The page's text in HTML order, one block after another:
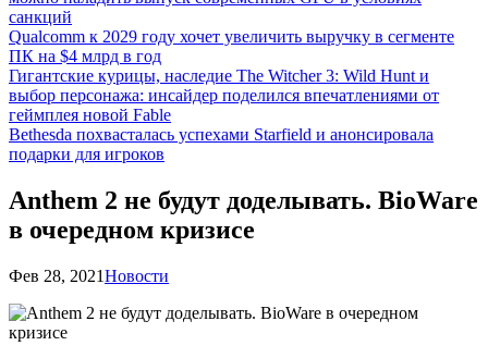
санкций
Qualcomm к 2029 году хочет увеличить выручку в сегменте
ПК на $4 млрд в год
Гигантские курицы, наследие The Witcher 3: Wild Hunt и
выбор персонажа: инсайдер поделился впечатлениями от
геймплея новой Fable
Bethesda похвасталась успехами Starfield и анонсировала
подарки для игроков
Anthem 2 не будут доделывать. BioWare
в очередном кризисе
Фев 28, 2021Новости